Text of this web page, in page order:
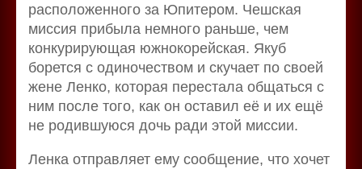
расположенного за Юпитером. Чешская
миссия прибыла немного раньше, чем
конкурирующая южнокорейская. Якуб
борется с одиночеством и скучает по своей
жене Ленко, которая перестала общаться с
ним после того, как он оставил её и их ещё
не родившуюся дочь ради этой миссии.
Ленка отправляет ему сообщение, что хочет